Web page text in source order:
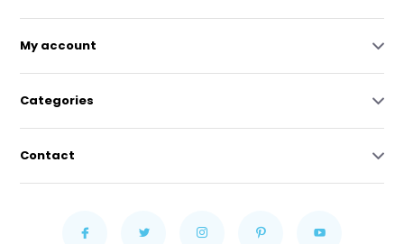
My account
Categories
Contact